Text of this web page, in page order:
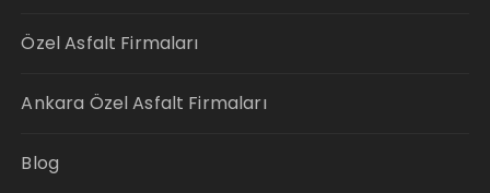
Özel Asfalt Firmaları
Ankara Özel Asfalt Firmaları
Blog